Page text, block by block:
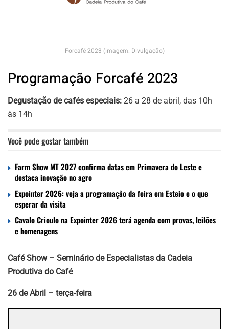
Forcafé 2023 (imagem: Divulgação)
Programação Forcafé 2023
Degustação de cafés especiais: 26 a 28 de abril, das 10h
às 14h
Você pode gostar também
Farm Show MT 2027 confirma datas em Primavera do Leste e
destaca inovação no agro
Expointer 2026: veja a programação da feira em Esteio e o que
esperar da visita
Cavalo Crioulo na Expointer 2026 terá agenda com provas, leilões
e homenagens
Café Show – Seminário de Especialistas da Cadeia
Produtiva do Café
26 de Abril – terça-feira